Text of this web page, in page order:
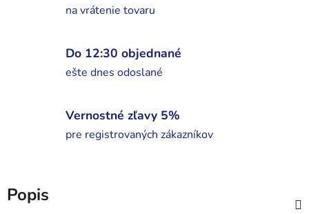
na vrátenie tovaru
Do 12:30 objednané
ešte dnes odoslané
Vernostné zľavy 5%
pre registrovaných zákazníkov
Popis